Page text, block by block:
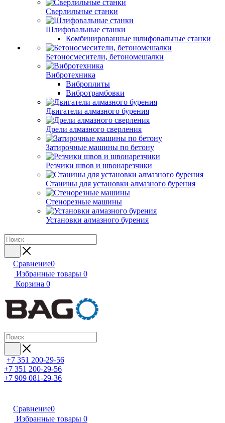
Сверлильные станки
Шлифовальные станки
Комбинированные шлифовальные станки
Бетоносмесители, бетономешалки
Вибротехника
Виброплиты
Вибротрамбовки
Двигатели алмазного бурения
Дрели алмазного сверления
Затирочные машины по бетону
Резчики швов и швонарезчики
Станины для установки алмазного бурения
Стенорезные машины
Установки алмазного бурения
Сравнение0
Избранные товары 0
Корзина 0
+7 351 200-29-56
+7 351 200-29-56
+7 909 081-29-36
Сравнение0
Избранные товары 0